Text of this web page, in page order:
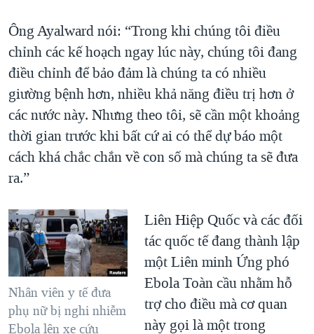
Ông Ayalward nói: “Trong khi chúng tôi điều
chỉnh các kế hoạch ngay lúc này, chúng tôi đang
điều chỉnh để bảo đảm là chúng ta có nhiều
giường bệnh hơn, nhiều khả năng điều trị hơn ở
các nước này. Nhưng theo tôi, sẽ cần một khoảng
thời gian trước khi bất cứ ai có thể dự báo một
cách khá chắc chắn về con số mà chúng ta sẽ đưa
ra.”
Nhân viên y tế đưa
phụ nữ bị nghi nhiễm
Ebola lên xe cứu
Liên Hiệp Quốc và các đối
tác quốc tế đang thành lập
một Liên minh Ứng phó
Ebola Toàn cầu nhằm hỗ
trợ cho điều mà cơ quan
này gọi là một trong